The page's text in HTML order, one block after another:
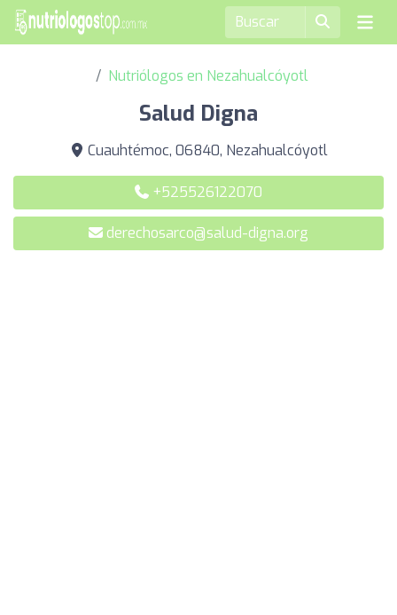
Nutriólogos en Nezahualcóyotl
Salud Digna
Cuauhtémoc, 06840, Nezahualcóyotl
+525526122070
derechosarco@salud-digna.org